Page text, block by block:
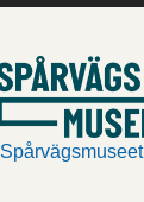
Spårvägsmuseet